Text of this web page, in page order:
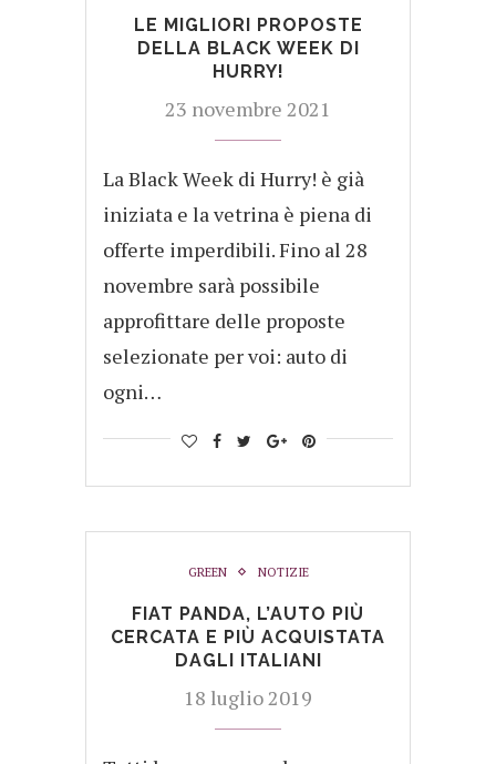
LE MIGLIORI PROPOSTE
DELLA BLACK WEEK DI
HURRY!
23 novembre 2021
La Black Week di Hurry! è già
iniziata e la vetrina è piena di
offerte imperdibili. Fino al 28
novembre sarà possibile
approfittare delle proposte
selezionate per voi: auto di
ogni…
GREEN NOTIZIE
FIAT PANDA, L’AUTO PIÙ
CERCATA E PIÙ ACQUISTATA
DAGLI ITALIANI
18 luglio 2019